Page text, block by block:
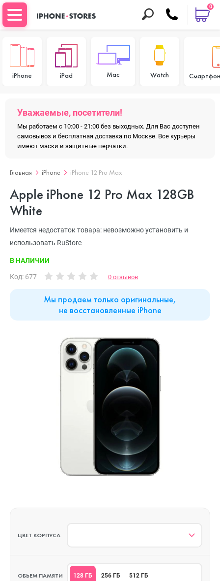
0
iPhone iPad Mac Watch
Уважаемые, посетители!
Мы работаем с 10:00 - 21:00 без выходных. Для Вас доступен
самовывоз и бесплатная доставка по Москве. Все курьеры
имеют маски и защитные перчатки.
Главная iPhone iPhone 12 Pro Max
Apple iPhone 12 Pro Max 128GB
White
Имеется недостаток товара: невозможно установить и
использовать RuStore
В НАЛИЧИИ
Код: 677 0 отзывов
Мы продаем только оригинальные,
не восстановленные iPhone
ЦВЕТ КОРПУСА
ОБЬЕМ ПАМЯТИ 128 ГБ 256 ГБ 512 ГБ